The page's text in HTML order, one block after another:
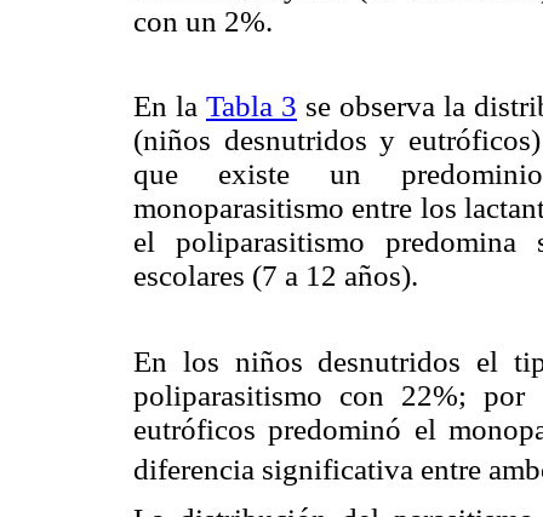
con un 2%.
En la Tabla 3 se observa la
(niños desnutridos y
que existe un
monoparasitismo entre los
el poliparasitismo
escolares (7 a 12 años).
En los niños desnutridos el
poliparasitismo con 22%;
eutróficos predominó el
diferencia significativa entre